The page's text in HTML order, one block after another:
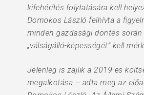
kifehérítés folytatására kell
Domokos László felhívta a
minden gazdasági döntés során
„válságálló-képességét” kell
Jelenleg is zajlik a 2019-es
megalkotása – adta meg az